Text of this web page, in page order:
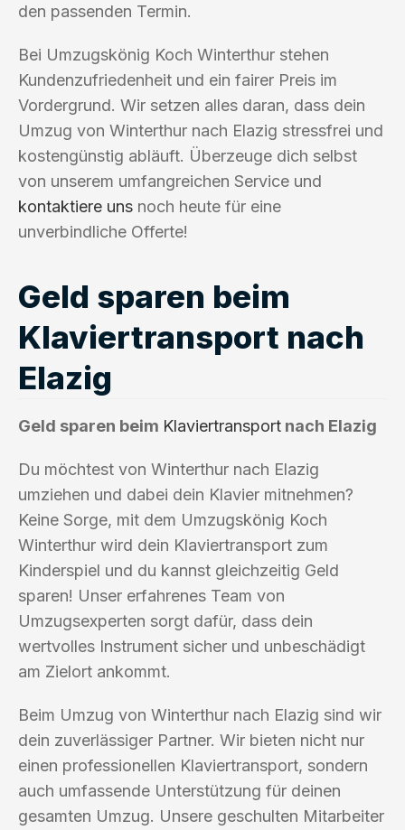
den passenden Termin.
Bei Umzugskönig Koch Winterthur stehen
Kundenzufriedenheit und ein fairer Preis im
Vordergrund. Wir setzen alles daran, dass dein
Umzug von Winterthur nach Elazig stressfrei und
kostengünstig abläuft. Überzeuge dich selbst
von unserem umfangreichen Service und
kontaktiere uns noch heute für eine
unverbindliche Offerte!
Geld sparen beim
Klaviertransport nach
Elazig
Geld sparen beim Klaviertransport nach Elazig
Du möchtest von Winterthur nach Elazig
umziehen und dabei dein Klavier mitnehmen?
Keine Sorge, mit dem Umzugskönig Koch
Winterthur wird dein Klaviertransport zum
Kinderspiel und du kannst gleichzeitig Geld
sparen! Unser erfahrenes Team von
Umzugsexperten sorgt dafür, dass dein
wertvolles Instrument sicher und unbeschädigt
am Zielort ankommt.
Beim Umzug von Winterthur nach Elazig sind wir
dein zuverlässiger Partner. Wir bieten nicht nur
einen professionellen Klaviertransport, sondern
auch umfassende Unterstützung für deinen
gesamten Umzug. Unsere geschulten Mitarbeiter